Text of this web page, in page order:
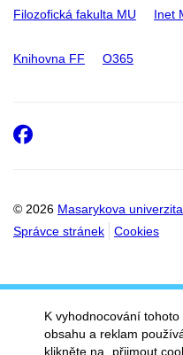
Filozofická fakulta MU Inet
Knihovna FF O365
© 2026 Masarykova univerzita
Správce stránek
Cookies
Facebook
K vyhodnocování
obsahu a reklam
klikněte na „přijmout